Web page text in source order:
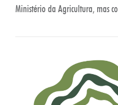
Ministério da Agricultura, mas